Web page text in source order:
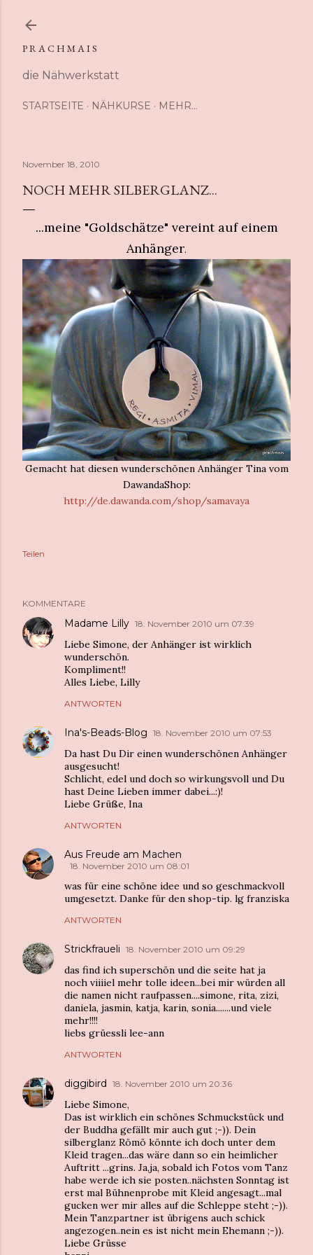
P R A C H M A I S
die Nähwerkstatt
STARTSEITE NÄHKURSE MEHR…
November 18, 2010
NOCH MEHR SILBERGLANZ...
...meine "Goldschätze" vereint auf einem
Anhänger.
Gemacht hat diesen wunderschönen Anhänger Tina vom
DawandaShop:
http://de.dawanda.com/shop/samavaya
Teilen
KOMMENTARE
Madame Lilly 18. November 2010 um 07:39
Liebe Simone, der Anhänger ist wirklich
wunderschön.
Kompliment!!
Alles Liebe, Lilly
ANTWORTEN
Ina's-Beads-Blog 18. November 2010 um 07:53
Da hast Du Dir einen wunderschönen Anhänger
ausgesucht!
Schlicht, edel und doch so wirkungsvoll und Du
hast Deine Lieben immer dabei...:)!
Liebe Grüße, Ina
ANTWORTEN
Aus Freude am Machen
18. November 2010 um 08:01
was für eine schöne idee und so geschmackvoll
umgesetzt. Danke für den shop-tip. lg franziska
ANTWORTEN
Strickfraueli 18. November 2010 um 09:29
das find ich superschön und die seite hat ja
noch viiiiel mehr tolle ideen...bei mir würden all
die namen nicht raufpassen....simone, rita, zizi,
daniela, jasmin, katja, karin, sonia.......und viele
mehr!!!!
liebs grüessli lee-ann
ANTWORTEN
diggibird 18. November 2010 um 20:36
Liebe Simone,
Das ist wirklich ein schönes Schmuckstück und
der Buddha gefällt mir auch gut ;-)). Dein
silberglanz Römö könnte ich doch unter dem
Kleid tragen...das wäre dann so ein heimlicher
Auftritt ...grins. Ja,ja, sobald ich Fotos vom Tanz
habe werde ich sie posten..nächsten Sonntag ist
erst mal Bühnenprobe mit Kleid angesagt...mal
gucken wer mir alles auf die Schleppe steht ;-)).
Mein Tanzpartner ist übrigens auch schick
angezogen..nein es ist nicht mein Ehemann ;-)).
Liebe Grüsse